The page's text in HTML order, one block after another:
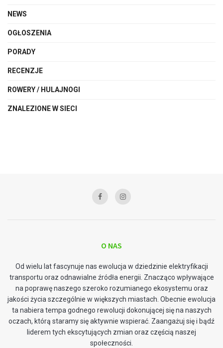
NEWS
OGŁOSZENIA
PORADY
RECENZJE
ROWERY / HULAJNOGI
ZNALEZIONE W SIECI
O NAS
Od wielu lat fascynuje nas ewolucja w dziedzinie elektryfikacji
transportu oraz odnawialne źródła energii. Znacząco wpływające
na poprawę naszego szeroko rozumianego ekosystemu oraz
jakości życia szczególnie w większych miastach. Obecnie ewolucja
ta nabiera tempa godnego rewolucji dokonującej się na naszych
oczach, którą staramy się aktywnie wspierać. Zaangażuj się i bądź
liderem tych ekscytujących zmian oraz częścią naszej
społeczności.